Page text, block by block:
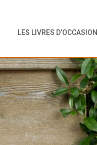
LES LIVRES D’OCCASION